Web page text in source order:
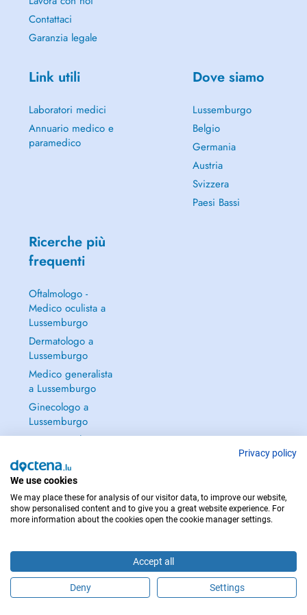
Treatments:
Check-Up Appointment
Dental Scaling (Cleaning)
Dental Filling (Cavity)
Bruxism Treatment
Prosthetic rehabilitation
Aesthetic Evaluation (Veneers or Crowns)
Fissa un appuntamento online
Contattaci
Garanzia legale
Link utili
Laboratori medici
Annuario medico e
paramedico
Dove siamo
Lussemburgo
Belgio
Germania
Austria
Svizzera
Paesi Bassi
Ricerche più
frequenti
Oftalmologo -
Medico oculista a
Lussemburgo
Dermatologo a
Lussemburgo
Medico generalista
a Lussemburgo
Ginecologo a
Lussemburgo
Continua a leggere
PER LE URGENZE, CONSULTARE : 112
Privacy policy
We use cookies
We may place these for analysis of our visitor data, to improve our website,
show personalised content and to give you a great website experience. For
more information about the cookies open the cookie manager settings.
Accept all
Deny Settings